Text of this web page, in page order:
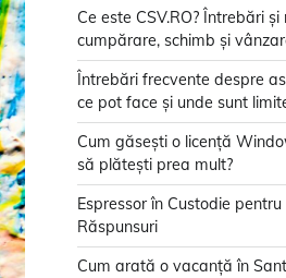
Ce este CSV.RO? Întrebări
cumpărare, schimb și
Întrebări frecvente despre
ce pot face și unde sunt
Cum găsești o licență
să plătești prea mult?
Espressor în Custodie
Răspunsuri
Cum arată o vacanță în